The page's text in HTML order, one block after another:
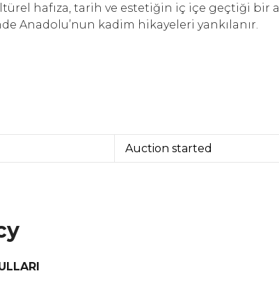
hafıza, tarih ve estetiğin iç içe geçtiği bir
Anadolu’nun kadim hikayeleri yankılanır.
Auction started